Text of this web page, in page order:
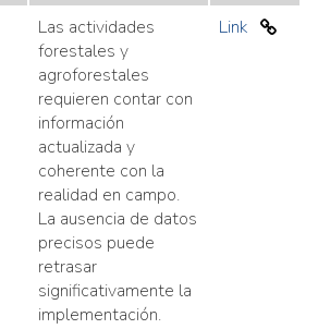
Las actividades
forestales y
agroforestales
requieren contar con
información
actualizada y
coherente con la
realidad en campo.
La ausencia de datos
precisos puede
retrasar
significativamente la
implementación.
Link